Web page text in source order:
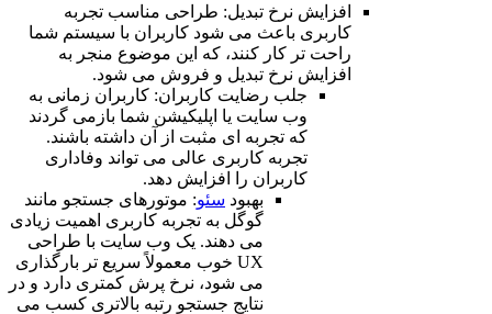
نرخ تبدیل: طراحی مناسب تجربه
باعث می شود کاربران با سیستم شما
تر کار کنند، که این موضوع منجر به
نرخ تبدیل و فروش می شود.
جلب رضایت کاربران: کاربران زمانی به
وب سایت یا اپلیکیشن شما بازمی گردند
که تجربه ای مثبت از آن داشته باشند.
تجربه کاربری عالی می تواند وفاداری
: موتورهای جستجو مانند
گوگل به تجربه کاربری اهمیت زیادی
می دهند. یک وب سایت با طراحی
UX خوب معمولاً سریع تر بارگذاری
می شود، نرخ پرش کمتری دارد و در
نتایج جستجو رتبه بالاتری کسب می